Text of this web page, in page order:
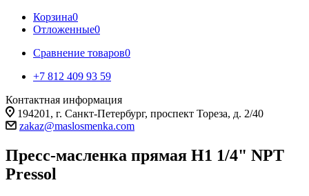
Корзина0
Отложенные0
Сравнение товаров0
+7 812 409 93 59
Контактная информация
194201, г. Санкт-Петербург, проспект Тореза, д. 2/40
zakaz@maslosmenka.com
Пресс-масленка прямая H1 1/4" NPT
Pressol